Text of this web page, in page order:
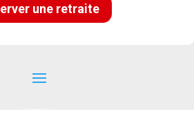
une retraite